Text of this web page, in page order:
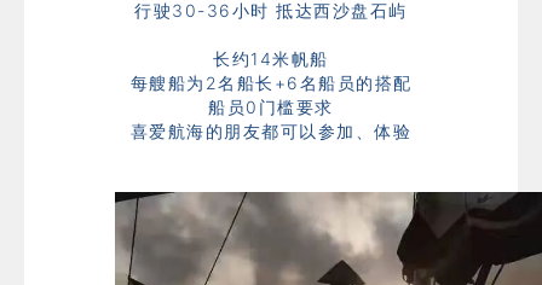
行驶30-36小时 抵达西沙盘石屿
长约14米帆船
每艘船为2名船长+6名船员的搭配
船员0门槛要求
喜爱航海的朋友都可以参加、体验